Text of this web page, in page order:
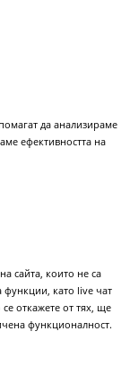
да анализираме
ефективността на
сайта, които не са
функции, като live чат
откажете от тях, ще
функционалност.